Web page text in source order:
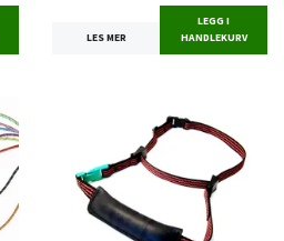
LES MER
LEGG I
HANDLEKURV